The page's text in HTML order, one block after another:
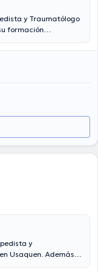
y Traumatólogo
formación
años de
médicas.
incontables
continua en
diferentes ediciones.
y
Usaquen. Además